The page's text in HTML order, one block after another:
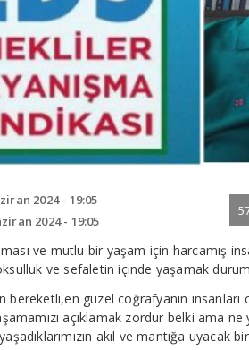
2024 - 19:05
2024 - 19:05
ve mutlu bir yaşam için harcamış
ve sefaletin içinde yaşamak
bereketli,en güzel coğrafyanın insanları
açıklamak zordur belki ama
akıl ve mantığa uyacak